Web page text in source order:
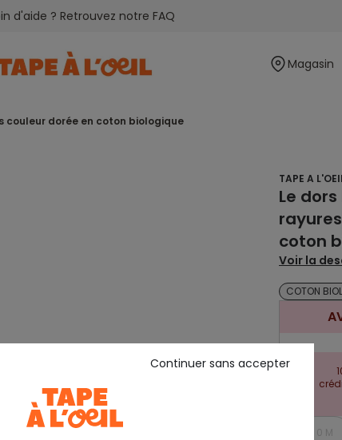
d'aide ? Retrouvez notre FAQ
Magasin
couleur dorée en coton biologique
TAPE A
Le
coton
Voir la
COTON
0 M
Continuer sans accepter